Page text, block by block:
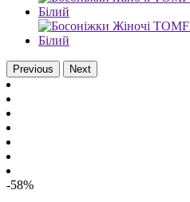
Previous Next
-58%